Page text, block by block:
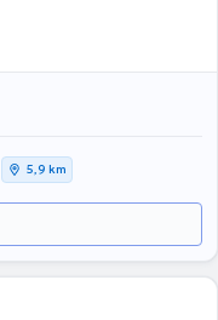
5,9 km